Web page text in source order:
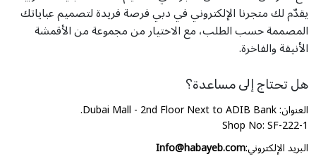
يقدّم لك متجرنا الإلكتروني في دبي فرصة فريدة لتصميم عباياتك
المصممة حسب الطلب، مع الاختيار من مجموعة من الأقمشة
الأنيقة والفاخرة.
هل تحتاج إلى مساعدة؟
العنوان: Dubai Mall - 2nd Floor Next to ADIB Bank.
Shop No: SF-222-1
البريد الإلكتروني:Info@habayeb.com